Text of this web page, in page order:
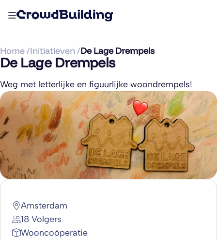
Home /Initiatieven /De Lage Drempels
De Lage Drempels
Weg met letterlijke en figuurlijke woondrempels!
Amsterdam
18 Volgers
Wooncoöperatie